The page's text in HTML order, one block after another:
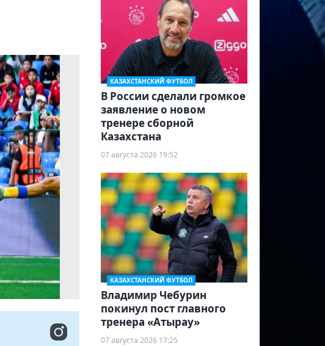
КАЗАХСТАНСКИЙ ФУТБОЛ
В России сделали громкое
заявление о новом
тренере сборной
Казахстана
07 августа 2026 19:52
КАЗАХСТАНСКИЙ ФУТБОЛ
Владимир Чебурин
покинул пост главного
тренера «Атырау»
07 августа 2026 17:25